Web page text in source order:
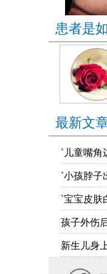
患者是
最新文
`儿童嘴角
`小孩脖子
`宝宝皮肤
孩子外伤
新生儿身